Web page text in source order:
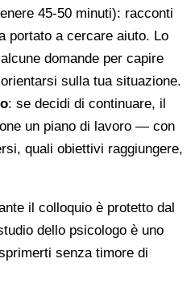
45-50 minuti): racconti
portato a cercare aiuto. Lo
domande per capire
sulla tua situazione.
: se decidi di continuare, il
un piano di lavoro — con
quali obiettivi raggiungere,
il colloquio è protetto dal
dello psicologo è uno
senza timore di